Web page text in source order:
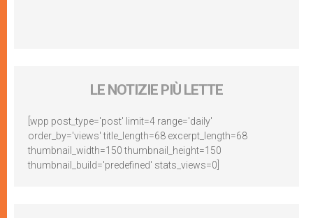
LE NOTIZIE PIÙ LETTE
[wpp post_type='post' limit=4 range='daily'
order_by='views' title_length=68 excerpt_length=68
thumbnail_width=150 thumbnail_height=150
thumbnail_build='predefined' stats_views=0]